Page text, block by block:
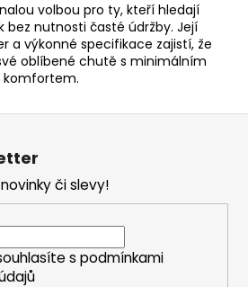
volbou pro ty, kteří hledají
bez nutnosti časté údržby. Její
a výkonné specifikace zajistí, že
oblíbené chutě s minimálním
či slevy!
s podmínkami